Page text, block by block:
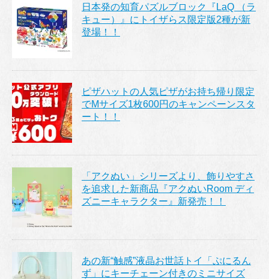
日本発の知育パズルブロック『LaQ （ラ
キュー）』にトイザらス限定版2種が新
登場！！
ピザハットの人気ピザがお持ち帰り限定
でMサイズ1枚600円のキャンペーンスタ
ート！！
「アクぬい」シリーズより、飾りやすさ
を追求した新商品『アクぬいRoom ディ
ズニーキャラクター』新発売！！
あの新“触感”液晶お世話トイ「ぷにるん
ず」にキーチェーン付きのミニサイズ